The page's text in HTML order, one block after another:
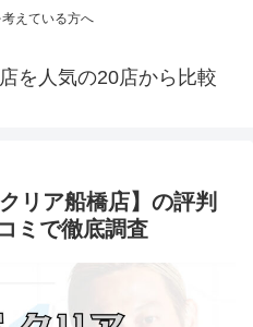
えている方へ
を人気の20店から比較
リア船橋店】の評判
ミで徹底調査